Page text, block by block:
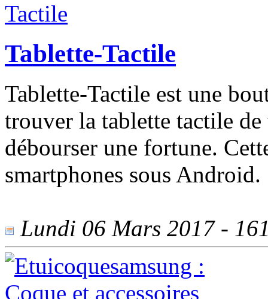
Tablette-Tactile
Tablette-Tactile est une
trouver la tablette tactile
débourser une fortune.
smartphones sous Android.
Lundi 06 Mars 2017 -